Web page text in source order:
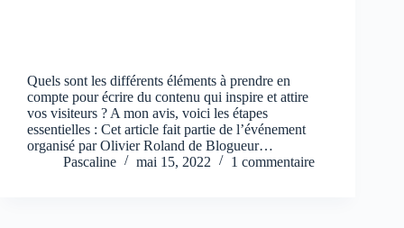
Quels sont les différents éléments à prendre en
compte pour écrire du contenu qui inspire et attire
vos visiteurs ? A mon avis, voici les étapes
essentielles : Cet article fait partie de l’événement
organisé par Olivier Roland de Blogueur…
Pascaline
mai 15, 2022 1 commentaire